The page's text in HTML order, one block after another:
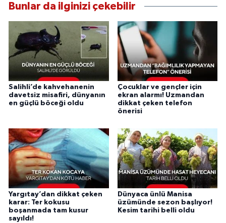
Bunlar da ilginizi çekebilir
Salihli’de kahvehanenin
davetsiz misafiri, dünyanın
en güçlü böceği oldu
Çocuklar ve gençler için
ekran alarmı! Uzmandan
dikkat çeken telefon
önerisi
Yargıtay’dan dikkat çeken
karar: Ter kokusu
boşanmada tam kusur
sayıldı!
Dünyaca ünlü Manisa
üzümünde sezon başlıyor!
Kesim tarihi belli oldu